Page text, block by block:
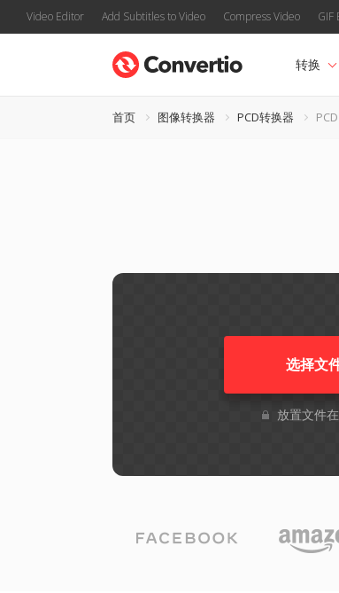
Video Editor Add Subtitles to Video Compress Video GIF
转换
首页 图像转换器 PCD转换器
选择文
放置文件